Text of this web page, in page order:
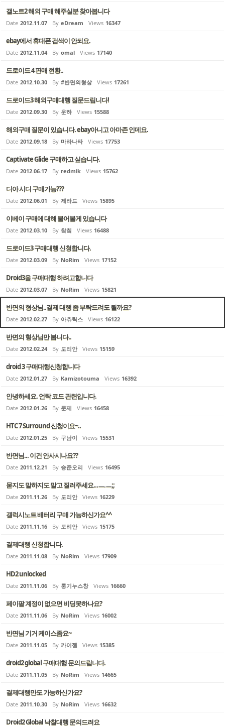
갤노트2 해외 구매 해주실분 찾아봅니다
Date 2012.11.07 By eDream Views 16347
ebay에서 휴대폰 검색이 안되요.
Date 2012.11.04 By omal Views 17140
드로이드 4 판매 현황..
Date 2012.10.30 By #반면의형상 Views 17261
드로이드3 해외구매대행 질문드립니다!
Date 2012.09.30 By 운하 Views 15588
해외구매 질문이 있습니다. ebay아니고 아마존 인데요.
Date 2012.09.18 By 마라나타 Views 17753
Captivate Glide 구매하고 싶습니다.
Date 2012.06.17 By redmik Views 15762
디아 시디 구매가능???
Date 2012.06.01 By 제라드 Views 15895
이베이 구매에 대해 물어볼게 있습니다
Date 2012.03.10 By 챀칰 Views 16488
드로이드3 구매대행 신청합니다.
Date 2012.03.09 By NoRim Views 17152
Droid3을 구매대행 하려고합니다
Date 2012.03.07 By NoRim Views 15821
반면의 형상님..결제 대행 좀 부탁드려도 될까요?
Date 2012.02.27 By 아츄릭스 Views 16122
반면의 형상님만 봅니다..
Date 2012.02.24 By 도리안 Views 15159
droid 3 구매대행신청합니다
Date 2012.01.27 By Kamizotouma Views 16392
안녕하세요. 언락 코드 관련입니다.
Date 2012.01.26 By 문제 Views 16458
HTC 7 Surround 신청이요~..
Date 2012.01.25 By 구남이 Views 15531
반면님... 이건 안사시나요??
Date 2011.12.21 By 승준오리 Views 16495
묻지도 말하지도 말고 질러주세요...ㅡ.ㅡ;;
Date 2011.11.26 By 도리안 Views 16229
갤럭시노트 배터리 구매 가능하신가요^^
Date 2011.11.16 By 도리안 Views 15175
결제대행 신청합니다.
Date 2011.11.08 By NoRim Views 17909
HD2 unlocked
Date 2011.11.06 By 룽기누스창 Views 16660
페이팔 계정이 없으면 비딩못하나요?
Date 2011.11.06 By NoRim Views 16002
반면님 기거 케이스좀요~
Date 2011.11.05 By 카이젤 Views 15385
droid2 global 구매대행 문의드립니다.
Date 2011.11.05 By NoRim Views 14665
결제대행만도 가능하신가요?
Date 2011.10.30 By NoRim Views 16632
Droid2 Global 낙찰대행 문의드려요